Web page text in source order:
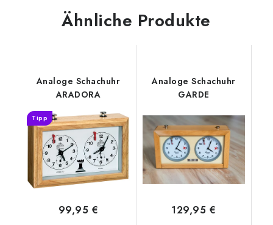
Ähnliche Produkte
Analoge Schachuhr
ARADORA
Tipp
99,95 €
Analoge Schachuhr
GARDE
129,95 €